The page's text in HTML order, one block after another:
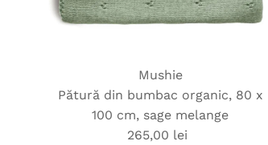
Mushie
Pătură din bumbac organic, 80 x
100 cm, sage melange
Preț
265,00 lei